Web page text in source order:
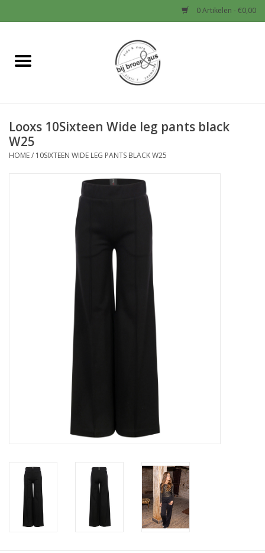
0 Artikelen - €0,00
Home
Baby
Jongens
Schoenen en Tassen
Looxs 10Sixteen Wide leg pants black
W25
HOME/ 10SIXTEEN WIDE LEG PANTS BLACK W25